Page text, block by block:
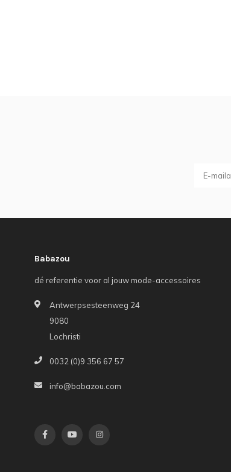
Babazou
dé referentie voor al jouw mode-accessoires
Antwerpsesteenweg 24
9080
Lochristi
0032 (0)9 356 67 57
info@babazou.com